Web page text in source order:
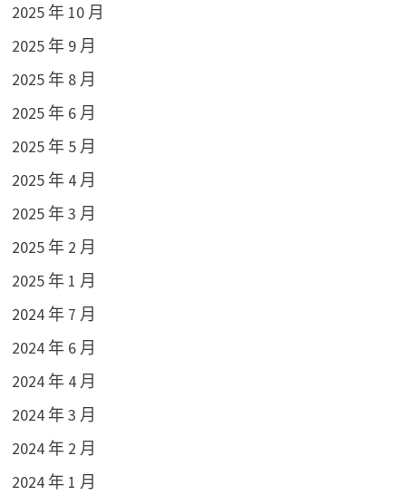
2025 年 10 月
2025 年 9 月
2025 年 8 月
2025 年 6 月
2025 年 5 月
2025 年 4 月
2025 年 3 月
2025 年 2 月
2025 年 1 月
2024 年 7 月
2024 年 6 月
2024 年 4 月
2024 年 3 月
2024 年 2 月
2024 年 1 月